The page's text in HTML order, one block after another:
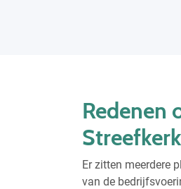
Redenen
Streefkerk
Er zitten meerdere
van de